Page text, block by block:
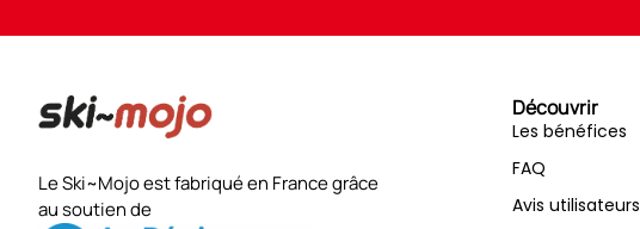
Le Ski~Mojo est fabriqué en France grâce
au soutien de
Découvrir
Les bénéfices
FAQ
Avis utilisateurs